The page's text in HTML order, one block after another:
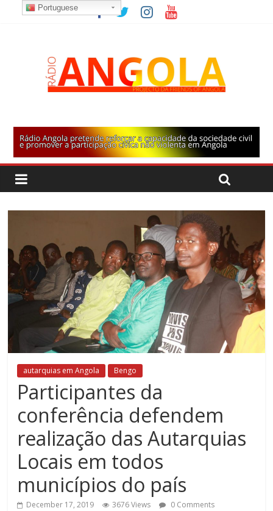
autarquias em Angola Bengo
Participantes da
conferência defendem
realização das Autarquias
Locais em todos
municípios do país
December 17, 2019 3676 Views 0 Comments
Portuguese